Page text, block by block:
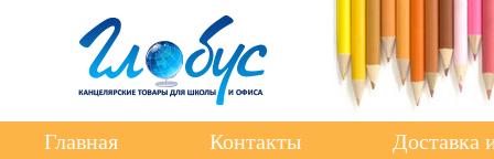
Главная Контакты Доставка